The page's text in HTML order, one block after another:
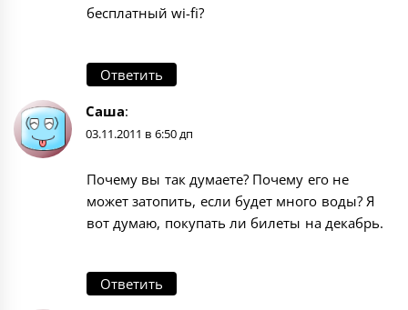
бесплатный wi-fi?
Ответить
Саша:
03.11.2011 в 6:50 дп
Почему вы так думаете? Почему его не
может затопить, если будет много воды? Я
вот думаю, покупать ли билеты на декабрь.
Ответить